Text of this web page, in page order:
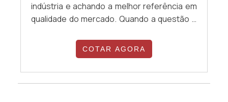
indústria e achando a melhor referência em
qualidade do mercado. Quando a questão é
especializados da Erinox poderá encontrar
assertividade com comprometimento com
os resultados dos clientes. DETALHES
SOBRE CALDEIRÃO INDUSTRIAL Há muitas
COTAR AGORA